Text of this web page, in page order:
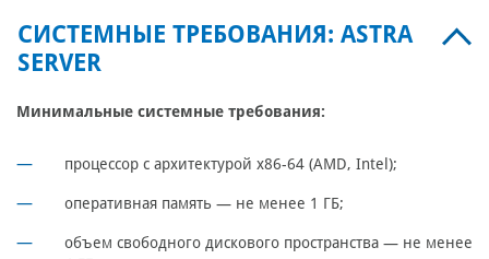
СИСТЕМНЫЕ ТРЕБОВАНИЯ: ASTRA
SERVER
Минимальные системные требования:
процессор с архитектурой x86-64 (AMD, Intel);
оперативная память — не менее 1 ГБ;
объем свободного дискового пространства — не менее